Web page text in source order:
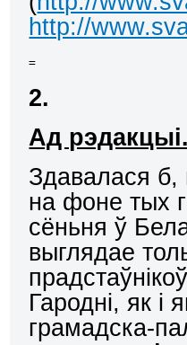
http://
=
2.
Ад
Здавалася б,
на фоне тых
сёньня ў
выглядае
Гародні, як і
грамадска-